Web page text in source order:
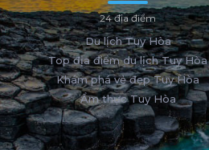
24 địa điểm
Du lịch Tuy Hòa
Top địa điểm du lịch Tuy Hòa
Khám phá vẻ đẹp Tuy Hòa
Ẩm thực Tuy Hòa